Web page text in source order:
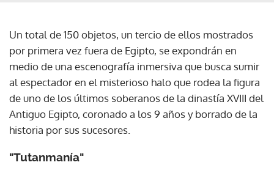
Un total de 150 objetos, un tercio de ellos mostrados
por primera vez fuera de Egipto, se expondrán en
medio de una escenografía inmersiva que busca sumir
al espectador en el misterioso halo que rodea la figura
de uno de los últimos soberanos de la dinastía XVIII del
Antiguo Egipto, coronado a los 9 años y borrado de la
historia por sus sucesores.
"Tutanmanía"